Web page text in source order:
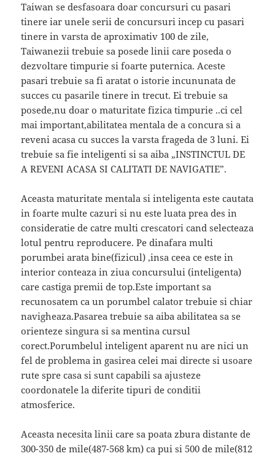
Taiwan se desfasoara doar concursuri cu pasari
tinere iar unele serii de concursuri incep cu pasari
tinere in varsta de aproximativ 100 de zile,
Taiwanezii trebuie sa posede linii care poseda o
dezvoltare timpurie si foarte puternica. Aceste
pasari trebuie sa fi aratat o istorie incununata de
succes cu pasarile tinere in trecut. Ei trebuie sa
posede,nu doar o maturitate fizica timpurie ..ci cel
mai important,abilitatea mentala de a concura si a
reveni acasa cu succes la varsta frageda de 3 luni. Ei
trebuie sa fie inteligenti si sa aiba „INSTINCTUL DE
A REVENI ACASA SI CALITATI DE NAVIGATIE”.
Aceasta maturitate mentala si inteligenta este cautata
in foarte multe cazuri si nu este luata prea des in
consideratie de catre multi crescatori cand selecteaza
lotul pentru reproducere. Pe dinafara multi
porumbei arata bine(fizicul) ,insa ceea ce este in
interior conteaza in ziua concursului (inteligenta)
care castiga premii de top.Este important sa
recunosatem ca un porumbel calator trebuie si chiar
navigheaza.Pasarea trebuie sa aiba abilitatea sa se
orienteze singura si sa mentina cursul
corect.Porumbelul inteligent aparent nu are nici un
fel de problema in gasirea celei mai directe si usoare
rute spre casa si sunt capabili sa ajusteze
coordonatele la diferite tipuri de conditii
atmosferice.
Aceasta necesita linii care sa poata zbura distante de
300-350 de mile(487-568 km) ca pui si 500 de mile(812